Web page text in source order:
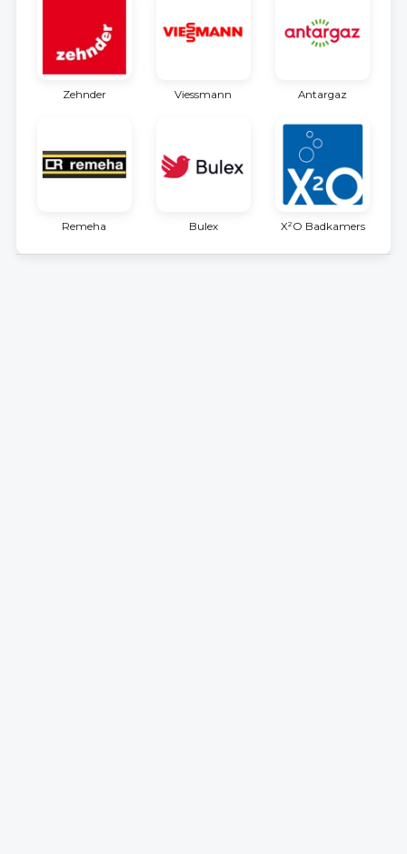
Zehnder Viessmann Antargaz
Remeha Bulex X²O Badkamers